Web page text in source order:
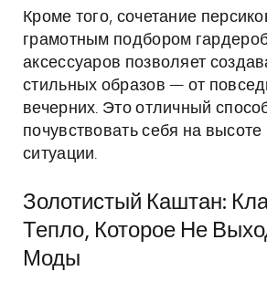
Кроме того, сочетание
грамотным подбором
аксессуаров позволяет
стильных образов — от
вечерних. Это отличный
почувствовать себя на
ситуации.
Золотистый Каштан:
Тепло, Которое Не
Моды